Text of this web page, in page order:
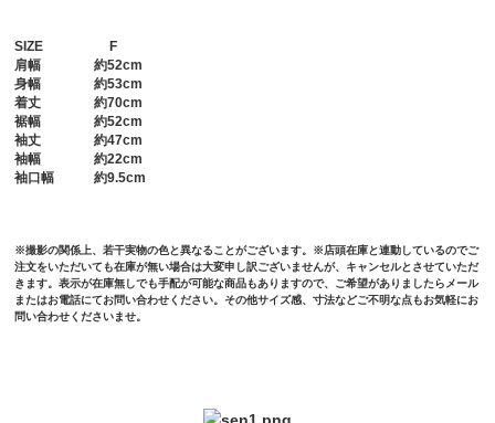
SIZE
F
肩幅 約52cm
身幅 約53cm
着丈 約70cm
裾幅 約52cm
袖丈 約47cm
袖幅 約22cm
袖口幅 約9.5cm
※撮影の関係上、若干実物の色と異なることがございます。※店頭在庫と連動しているのでご
注文をいただいても在庫が無い場合は大変申し訳ございませんが、キャンセルとさせていただ
きます。表示が在庫無しでも手配が可能な商品もありますので、ご希望がありましたらメール
またはお電話にてお問い合わせください。その他サイズ感、寸法などご不明な点もお気軽にお
問い合わせくださいませ。